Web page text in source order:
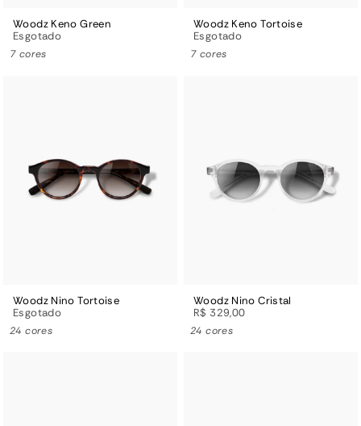
Woodz Keno Green
Esgotado
7 cores
Woodz Keno Tortoise
Esgotado
7 cores
Woodz Nino Tortoise
Esgotado
24 cores
Woodz Nino Cristal
R$ 329,00
24 cores